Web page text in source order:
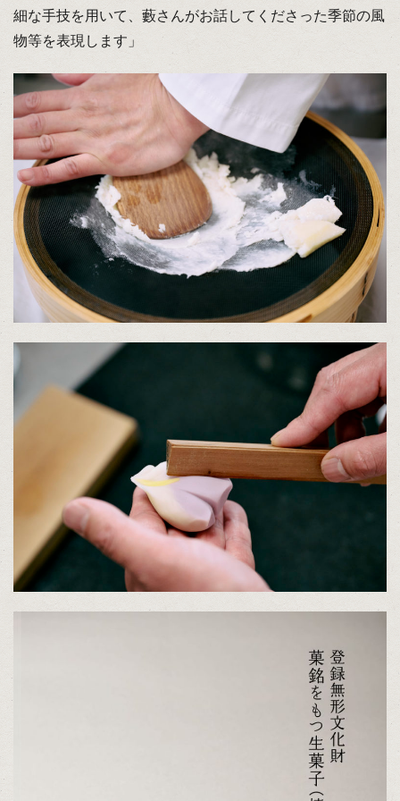
細な手技を用いて、藪さんがお話してくださった季節の風
物等を表現します」